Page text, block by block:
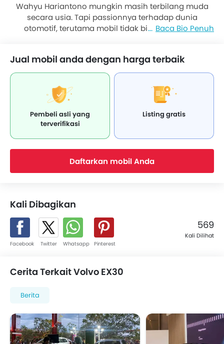
Wahyu Hariantono mungkin masih terbilang muda
secara usia. Tapi passionnya terhadap dunia
otomotif, terutama mobil tidak bisa dipandang
Formula E. Sehari-hari ia memilih menggunakan
Honda Supra Fit. Alasannya sederhana. Bensinnya
Baca Bio Penuh
Jual mobil anda dengan harga terbaik
Pembeli asli yang
terverifikasi
Listing gratis
Daftarkan mobil Anda
Kali Dibagikan
Facebook Twitter Whatsapp Pinterest
569
Kali Dilihat
Cerita Terkait Volvo EX30
Berita